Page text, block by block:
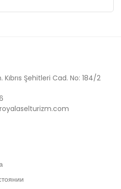
Kıbrıs Şehitleri Cad. No: 184/2